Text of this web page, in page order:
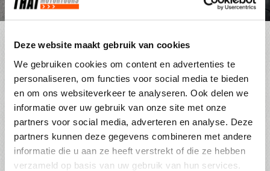
Deze website maakt gebruik van cookies
We gebruiken cookies om content en advertenties te
personaliseren, om functies voor social media te bieden
en om ons websiteverkeer te analyseren. Ook delen we
informatie over uw gebruik van onze site met onze
partners voor social media, adverteren en analyse. Deze
partners kunnen deze gegevens combineren met andere
informatie die u aan ze heeft verstrekt of die ze hebben
verzameld op basis van uw gebruik van hun services.
Zoeken en filteren
0 motorreizen binnen deze zoekcriteria.
Kleinschalig: 8-12 motoren
Alleen op reis of met vrienden